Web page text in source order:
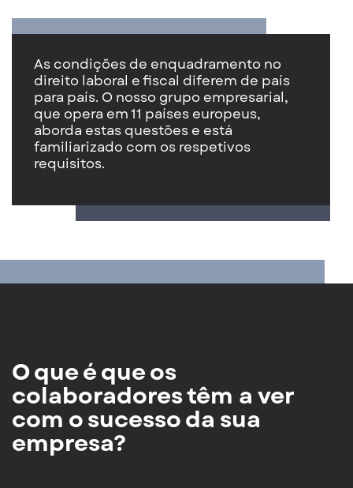
As condições de enquadramento no
direito laboral e fiscal diferem de país
para país. O nosso grupo empresarial,
que opera em 11 países europeus,
aborda estas questões e está
familiarizado com os respetivos
requisitos.
O que é que os
colaboradores têm a ver
com o sucesso da sua
empresa?